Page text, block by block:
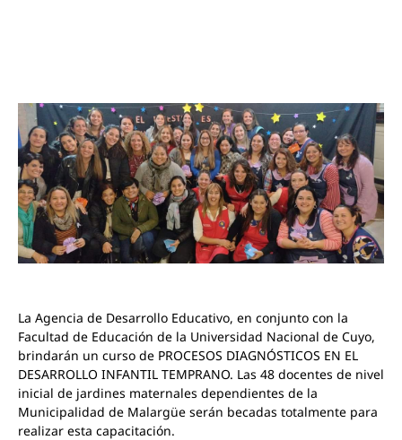
La Agencia de Desarrollo Educativo, en conjunto con la
Facultad de Educación de la Universidad Nacional de Cuyo,
brindarán un curso de PROCESOS DIAGNÓSTICOS EN EL
DESARROLLO INFANTIL TEMPRANO. Las 48 docentes de nivel
inicial de jardines maternales dependientes de la
Municipalidad de Malargüe serán becadas totalmente para
realizar esta capacitación.